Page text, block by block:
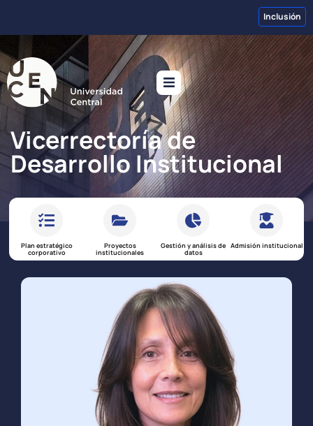
Inclusión
Vicerrectoría de
Desarrollo Institucional
Plan estratégico
corporativo
Proyectos
institucionales
Gestión y análisis de
datos
Admisión institucional